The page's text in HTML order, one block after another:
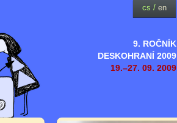
9. ROČNÍK
DESKOHRANÍ 2009
19.–27. 09. 2009
cs / en